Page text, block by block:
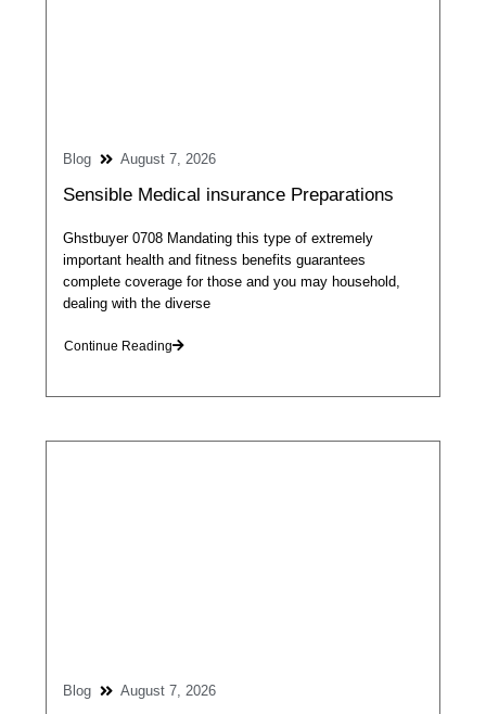
Blog August 7, 2026
Sensible Medical insurance Preparations
Ghstbuyer 0708 Mandating this type of extremely
important health and fitness benefits guarantees
complete coverage for those and you may household,
dealing with the diverse
Continue Reading
Blog August 7, 2026